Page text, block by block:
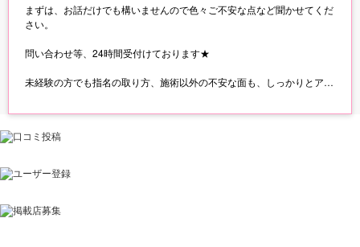
まずは、お話だけでも構いませんので色々ご不安な点など聞かせてくだ
さい。
問い合わせ等、24時間受付けております★
未経験の方でも指名の取り方、施術以外の不安な面も、しっかりとアド
させていただいております！
入店祝い金！！高卒歓迎、ネイル自由、髪型自由、全額日払い、お給料
不明な点などございましたら何なりとご質問下さい。
エステの虎 水戸店